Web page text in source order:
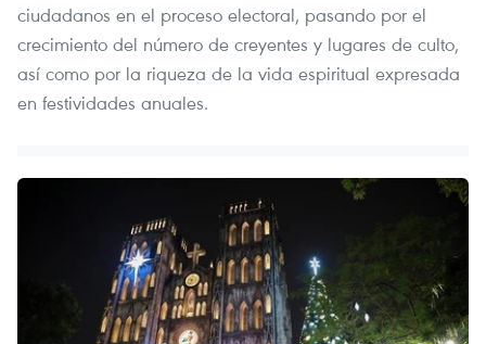
ciudadanos en el proceso electoral, pasando por el
crecimiento del número de creyentes y lugares de culto,
así como por la riqueza de la vida espiritual expresada
en festividades anuales.